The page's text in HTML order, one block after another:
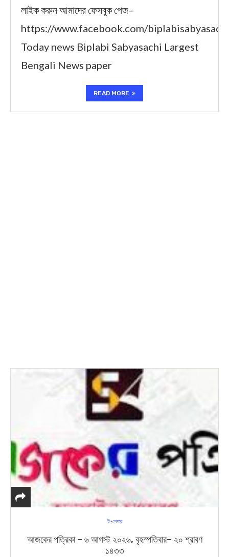
লাইক করুন আমাদের ফেসবুক পেজ–
https://www.facebook.com/biplabisabyasachi
Today news Biplabi Sabyasachi Largest
Bengali News paper
READ MORE
ই-পেপার
আজকের পত্রিকা – ৬ আগস্ট ২০২৬, বৃহস্পতিবার– ২০ শ্রাবণ
১৪৩৩